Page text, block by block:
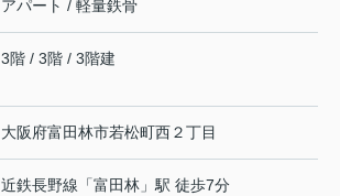
アパート / 軽量鉄骨
3階 / 3階 / 3階建
大阪府富田林市若松町西２丁目
近鉄長野線 「富田林 」駅 徒歩7分